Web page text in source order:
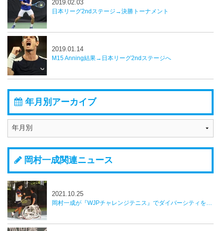
日本リーグ2ndステージ→決勝トーナメント
2019.02.03
M15 Anning結果→日本リーグ2ndステージへ
2019.01.14
年月別アーカイブ
岡村一成関連ニュース
岡村一成が『WJPチャレンジテニス』でダイバーシティを実感。「キャリアの中で貴重な体験」
2021.10.25